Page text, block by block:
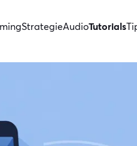
StrategieAudioTutorials